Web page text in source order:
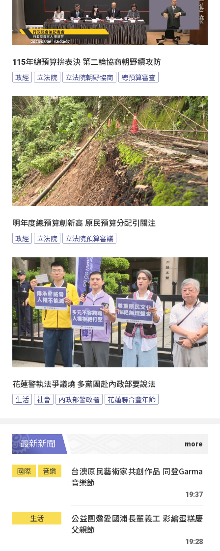
115年總預算拚表決 第二輪協商朝野續攻防
政經 立法院 立法院朝野協商 總預算審查
明年度總預算創新高 原民預算分配引關注
政經 立法院 立法院預算審議
花蓮警執法爭議燒 多黨團赴內政部要說法
生活 社會 內政部警政署 花蓮聯合豐年節
最新新聞
國際 音樂
台澳原民藝術家共創作品 同登Garma
音樂節
19:37
生活
公益團邀愛國浦長輩義工 彩繪蛋糕慶
父親節
19:28